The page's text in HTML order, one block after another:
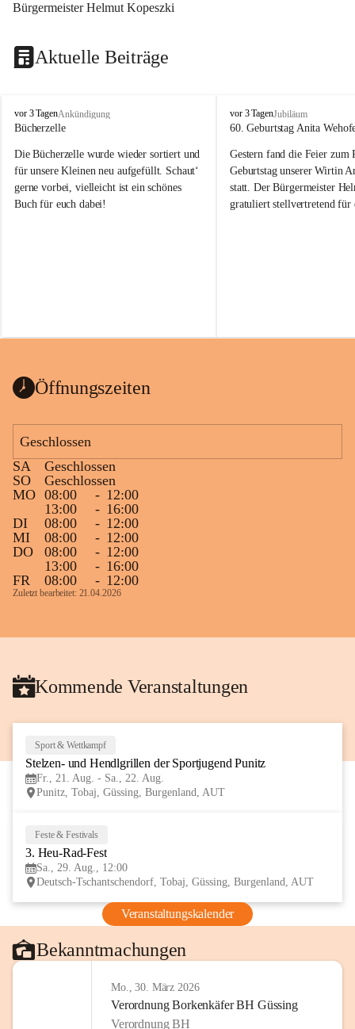
Bürgermeister Helmut Kopeszki
Aktuelle Beiträge
T
o
a
j
vor 3 TagenAnkündigung
Bücherzelle
Die Bücherzelle wurde wieder sortiert und
für unsere Kleinen neu aufgefüllt. Schaut‘
gerne vorbei, vielleicht ist ein schönes
Buch für euch dabei!
Wanduhr (!) benutzt und musste
Das Gemeindeamt freut sich sehr über die
Spende >lesenswerter< Bücher und
vorsortiert in die Bücherzelle eingeräumt
werden können.
Gleichzeitig möchten wir uns bei all Jenen
sehr herzlich bedanken, die bereits viele
tolle Bücher spendiert haben.
T
o
a
j
vor 3 TagenJubiläum
60. Geburtstag Anita
Gestern fand die Feier zum
Geburtstag unserer Wirtin
statt. Der Bürgermeister
gratuliert stellvertretend für
Gesundheit, Gelassenheit
Öffnungszeiten
Geschlossen
SA
Geschlossen
SO
Geschlossen
MO 08:00 - 12:00
13:00
- 16:00
DI
08:00 - 12:00
MI
08:00 - 12:00
DO
08:00 - 12:00
13:00
- 16:00
FR
08:00 - 12:00
Zuletzt bearbeitet: 21.04.2026
Kommende Veranstaltungen
Sport & Wettkampf
Stelzen- und Hendlgrillen der Sportjugend Punitz
Fr., 21. Aug. - Sa., 22. Aug.
Punitz, Tobaj, Güssing, Burgenland, AUT
Feste & Festivals
3. Heu-Rad-Fest
Sa., 29. Aug., 12:00
Deutsch-Tschantschendorf, Tobaj, Güssing, Burgenland, AUT
Veranstaltungskalender
Bekanntmachungen
Mo., 30. März 2026
Verordnung Borkenkäfer BH Güssing
Verordnung BH